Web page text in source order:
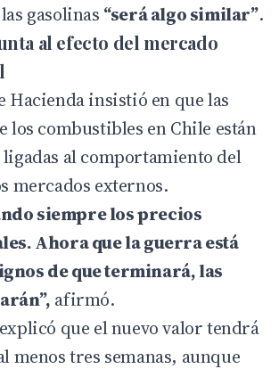
gasolinas “será algo similar”.
al efecto del mercado
Hacienda insistió en que las
los combustibles en Chile están
al comportamiento del
mercados externos.
siempre los precios
Ahora que la guerra está
de que terminará, las
afirmó.
que el nuevo valor tendrá
menos tres semanas, aunque